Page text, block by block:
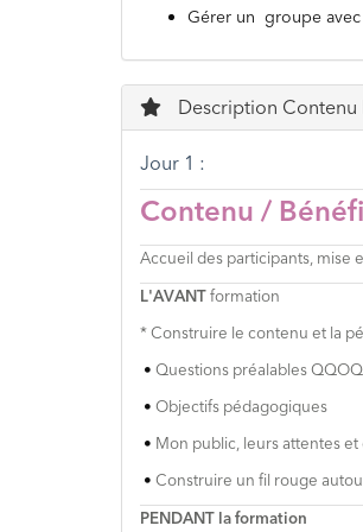
Gérer un groupe
Description Contenu
Jour 1 :
Contenu /
Accueil des participants, mise
L'AVANTformation
*Construire le contenu et la
• Questions préalables
• Objectifs pédagogiques
• Mon public, leursattenteset
• Construire un fil rouge
PENDANT la formation